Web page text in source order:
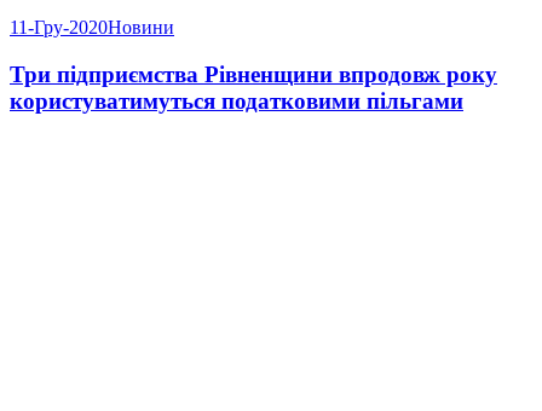
11-Гру-2020Новини
Три підприємства Рівненщини впродовж року
користуватимуться податковими пільгами